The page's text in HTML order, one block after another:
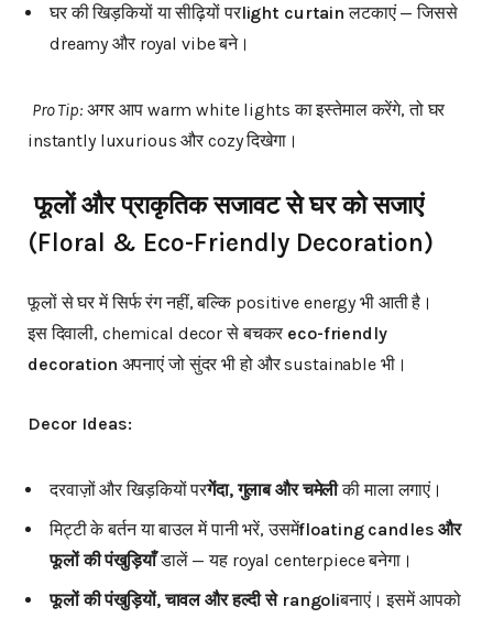
घर की खिड़कियों या सीढ़ियों परlight curtain लटकाएं — जिससे
dreamy और royal vibe बने।
Pro Tip:अगर आप warm white lights का इस्तेमाल करेंगे, तो घर
instantly luxurious और cozy दिखेगा।
फूलों और प्राकृतिक सजावट से घर को सजाएं
(Floral & Eco-Friendly Decoration)
फूलों से घर में सिर्फ रंग नहीं, बल्कि positive energy भी आती है।
इस दिवाली, chemical decor से बचकर eco-friendly
decoration अपनाएं जो सुंदर भी हो और sustainable भी।
Decor Ideas:
दरवाज़ों और खिड़कियों परगेंदा,गुलाब और चमेलीकी माला लगाएं।
मिट्टी के बर्तन या बाउल में पानी भरें, उसमेंfloating candlesऔर
फूलों की पंखुड़ियाँडालें — यह royal centerpiece बनेगा।
फूलों की पंखुड़ियों,चावल और हल्दी सेrangoliबनाएं। इसमें आपको